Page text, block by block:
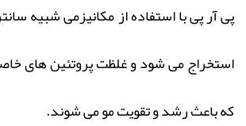
پی آر پی با استفاده از مکانیزمی شبیه
استخراج می شود و غلظت پروتئین های
که باعث رشد و تقویت مو می شوند.